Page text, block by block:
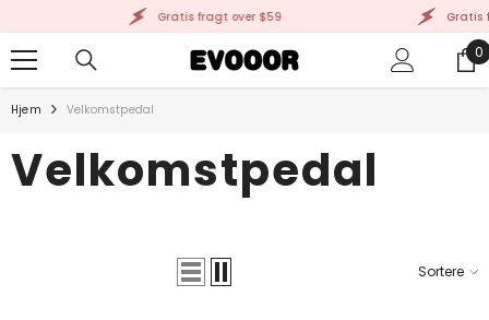
Gratis fragt over $59 Gratis
0
0
Hjem Velkomstpedal
Velkomstpedal
Sortere